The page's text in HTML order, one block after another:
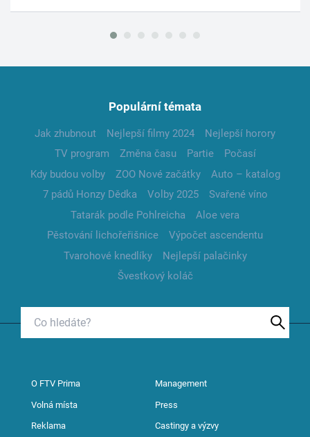
Populární témata
Jak zhubnout Nejlepší filmy 2024
Nejlepší horory
TV program
Změna času Partie
Počasí
Kdy budou volby
ZOO Nové začátky
Auto – katalog
7 pádů Honzy Dědka
Volby 2025
Svařené víno
Tatarák podle Pohlreicha
Aloe vera
Pěstování lichořeřišnice
Výpočet ascendentu
Tvarohové knedlíky
Nejlepší palačinky
Švestkový koláč
O FTV Prima Management
Volná místa Press
Reklama Castingy a výzvy